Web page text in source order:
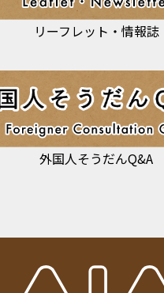
リーフレット・情報誌
外国人そうだんQ&A